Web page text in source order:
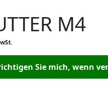
M4
Sie mich, wenn